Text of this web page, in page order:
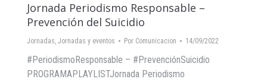
Jornada Periodismo Responsable –
Prevención del Suicidio
Jornadas, Jornadas y eventos Por Comunicacion 14/09/2022
#PeriodismoResponsable – #PrevenciónSuicidio
PROGRAMAPLAYLISTJornada Periodismo